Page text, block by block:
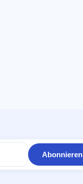
Abonnieren